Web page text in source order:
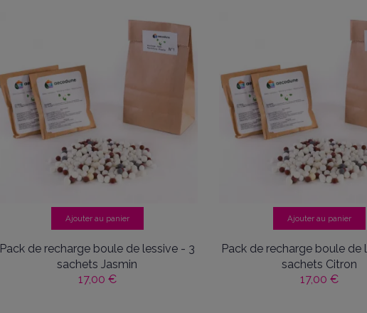
Ajouter au panier
Pack de recharge boule de lessive - 3
sachets Jasmin
17,00 €
Ajouter au panier
Pack de recharge boule de
sachets Citron
17,00 €